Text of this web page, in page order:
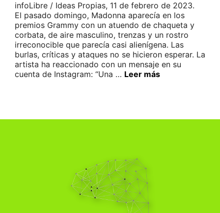
infoLibre / Ideas Propias, 11 de febrero de 2023.
El pasado domingo, Madonna aparecía en los
premios Grammy con un atuendo de chaqueta y
corbata, de aire masculino, trenzas y un rostro
irreconocible que parecía casi alienígena. Las
burlas, críticas y ataques no se hicieron esperar. La
artista ha reaccionado con un mensaje en su
cuenta de Instagram: “Una … Leer más